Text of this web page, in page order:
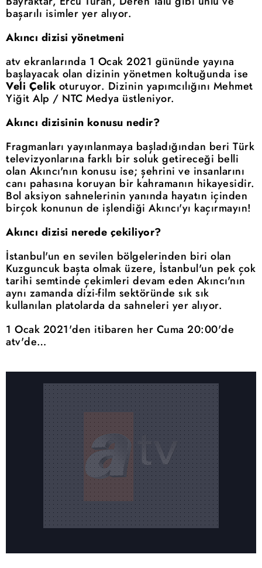
başarılı isimler yer alıyor.
Akıncı dizisi yönetmeni
atv ekranlarında 1 Ocak 2021 gününde yayına
başlayacak olan dizinin yönetmen koltuğunda ise
Veli Çelik oturuyor. Dizinin yapımcılığını Mehmet
Yiğit Alp / NTC Medya üstleniyor.
Akıncı dizisinin konusu nedir?
Fragmanları yayınlanmaya başladığından beri Türk
televizyonlarına farklı bir soluk getireceği belli
olan Akıncı'nın konusu ise; şehrini ve insanlarını
canı pahasına koruyan bir kahramanın hikayesidir.
Bol aksiyon sahnelerinin yanında hayatın içinden
birçok konunun de işlendiği Akıncı'yı kaçırmayın!
Akıncı dizisi nerede çekiliyor?
İstanbul'un en sevilen bölgelerinden biri olan
Kuzguncuk başta olmak üzere, İstanbul'un pek çok
tarihi semtinde çekimleri devam eden Akıncı'nın
aynı zamanda dizi-film sektöründe sık sık
kullanılan platolarda da sahneleri yer alıyor.
1 Ocak 2021'den itibaren her Cuma 20:00'de
atv'de…